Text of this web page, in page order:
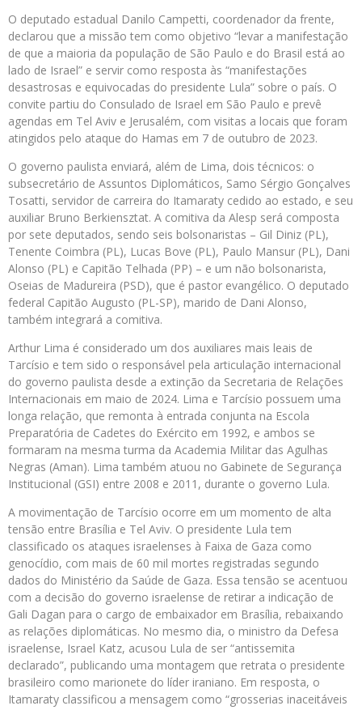
O deputado estadual Danilo Campetti, coordenador da frente,
declarou que a missão tem como objetivo “levar a manifestação
de que a maioria da população de São Paulo e do Brasil está ao
lado de Israel” e servir como resposta às “manifestações
desastrosas e equivocadas do presidente Lula” sobre o país. O
convite partiu do Consulado de Israel em São Paulo e prevê
agendas em Tel Aviv e Jerusalém, com visitas a locais que foram
atingidos pelo ataque do Hamas em 7 de outubro de 2023.
O governo paulista enviará, além de Lima, dois técnicos: o
subsecretário de Assuntos Diplomáticos, Samo Sérgio Gonçalves
Tosatti, servidor de carreira do Itamaraty cedido ao estado, e seu
auxiliar Bruno Berkiensztat. A comitiva da Alesp será composta
por sete deputados, sendo seis bolsonaristas – Gil Diniz (PL),
Tenente Coimbra (PL), Lucas Bove (PL), Paulo Mansur (PL), Dani
Alonso (PL) e Capitão Telhada (PP) – e um não bolsonarista,
Oseias de Madureira (PSD), que é pastor evangélico. O deputado
federal Capitão Augusto (PL-SP), marido de Dani Alonso,
também integrará a comitiva.
Arthur Lima é considerado um dos auxiliares mais leais de
Tarcísio e tem sido o responsável pela articulação internacional
do governo paulista desde a extinção da Secretaria de Relações
Internacionais em maio de 2024. Lima e Tarcísio possuem uma
longa relação, que remonta à entrada conjunta na Escola
Preparatória de Cadetes do Exército em 1992, e ambos se
formaram na mesma turma da Academia Militar das Agulhas
Negras (Aman). Lima também atuou no Gabinete de Segurança
Institucional (GSI) entre 2008 e 2011, durante o governo Lula.
A movimentação de Tarcísio ocorre em um momento de alta
tensão entre Brasília e Tel Aviv. O presidente Lula tem
classificado os ataques israelenses à Faixa de Gaza como
genocídio, com mais de 60 mil mortes registradas segundo
dados do Ministério da Saúde de Gaza. Essa tensão se acentuou
com a decisão do governo israelense de retirar a indicação de
Gali Dagan para o cargo de embaixador em Brasília, rebaixando
as relações diplomáticas. No mesmo dia, o ministro da Defesa
israelense, Israel Katz, acusou Lula de ser “antissemita
declarado”, publicando uma montagem que retrata o presidente
brasileiro como marionete do líder iraniano. Em resposta, o
Itamaraty classificou a mensagem como “grosserias inaceitáveis